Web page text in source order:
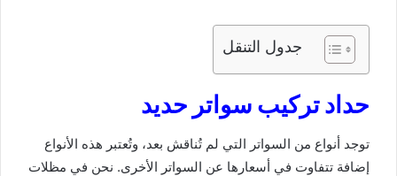
جدول التنقل
حداد تركيب سواتر حديد
توجد أنواع من السواتر التي لم تُناقش بعد، وتُعتبر هذه الأنواع
إضافة تتفاوت في أسعارها عن السواتر الأخرى. نحن في مظلات